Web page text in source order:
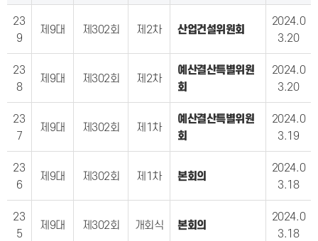
23
9
제9대 제302회 제2차 산업건설위원회
2024.0
3.20
23
8
제9대 제302회 제2차
예산결산특별위원
회
2024.0
3.20
23
7
제9대 제302회 제1차
예산결산특별위원
회
2024.0
3.19
23
6
제9대 제302회 제1차 본회의
2024.0
3.18
23
5
제9대 제302회 개회식 본회의
2024.0
3.18